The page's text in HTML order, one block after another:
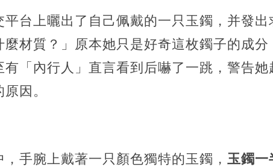
台上曬出了自己佩戴的一只玉鐲，并發
材質？」原本她只是好奇這枚鐲子的成分
「內行人」直言看到后嚇了一跳，警告
因。
手腕上戴著一只顏色獨特的玉鐲， 玉鐲一